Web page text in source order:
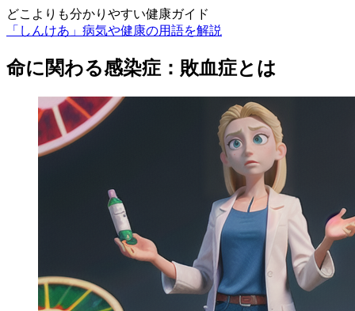
どこよりも分かりやすい健康ガイド
「しんけあ」病気や健康の用語を解説
命に関わる感染症：敗血症とは